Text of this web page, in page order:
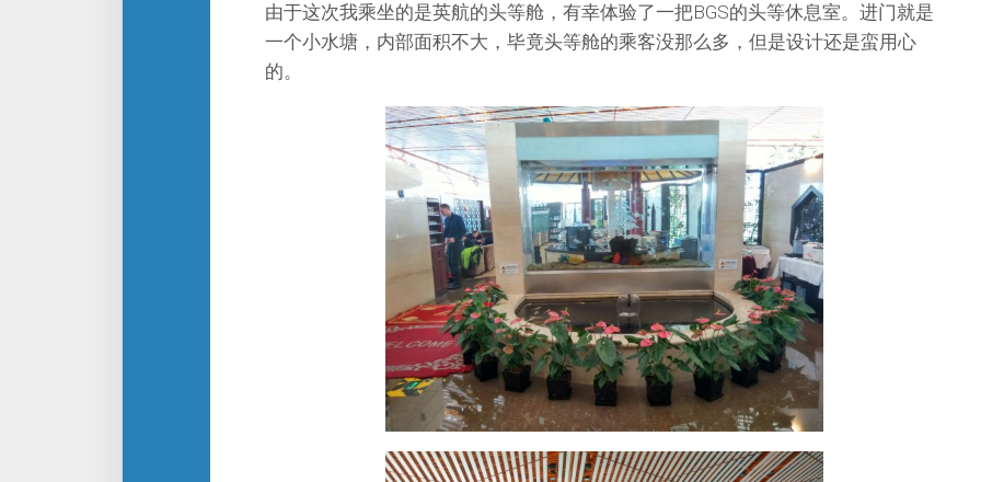
由于这次我乘坐的是英航的头等舱，有幸体验了一把BGS的头等休息室。进门就是
一个小水塘，内部面积不大，毕竟头等舱的乘客没那么多，但是设计还是蛮用心
的。